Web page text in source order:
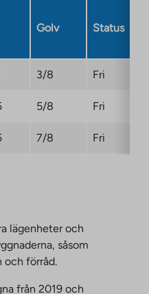
Golv Status
3/8 Fri
5/8 Fri
7/8 Fri
lägenheter och
såsom
och förråd.
från 2019 och